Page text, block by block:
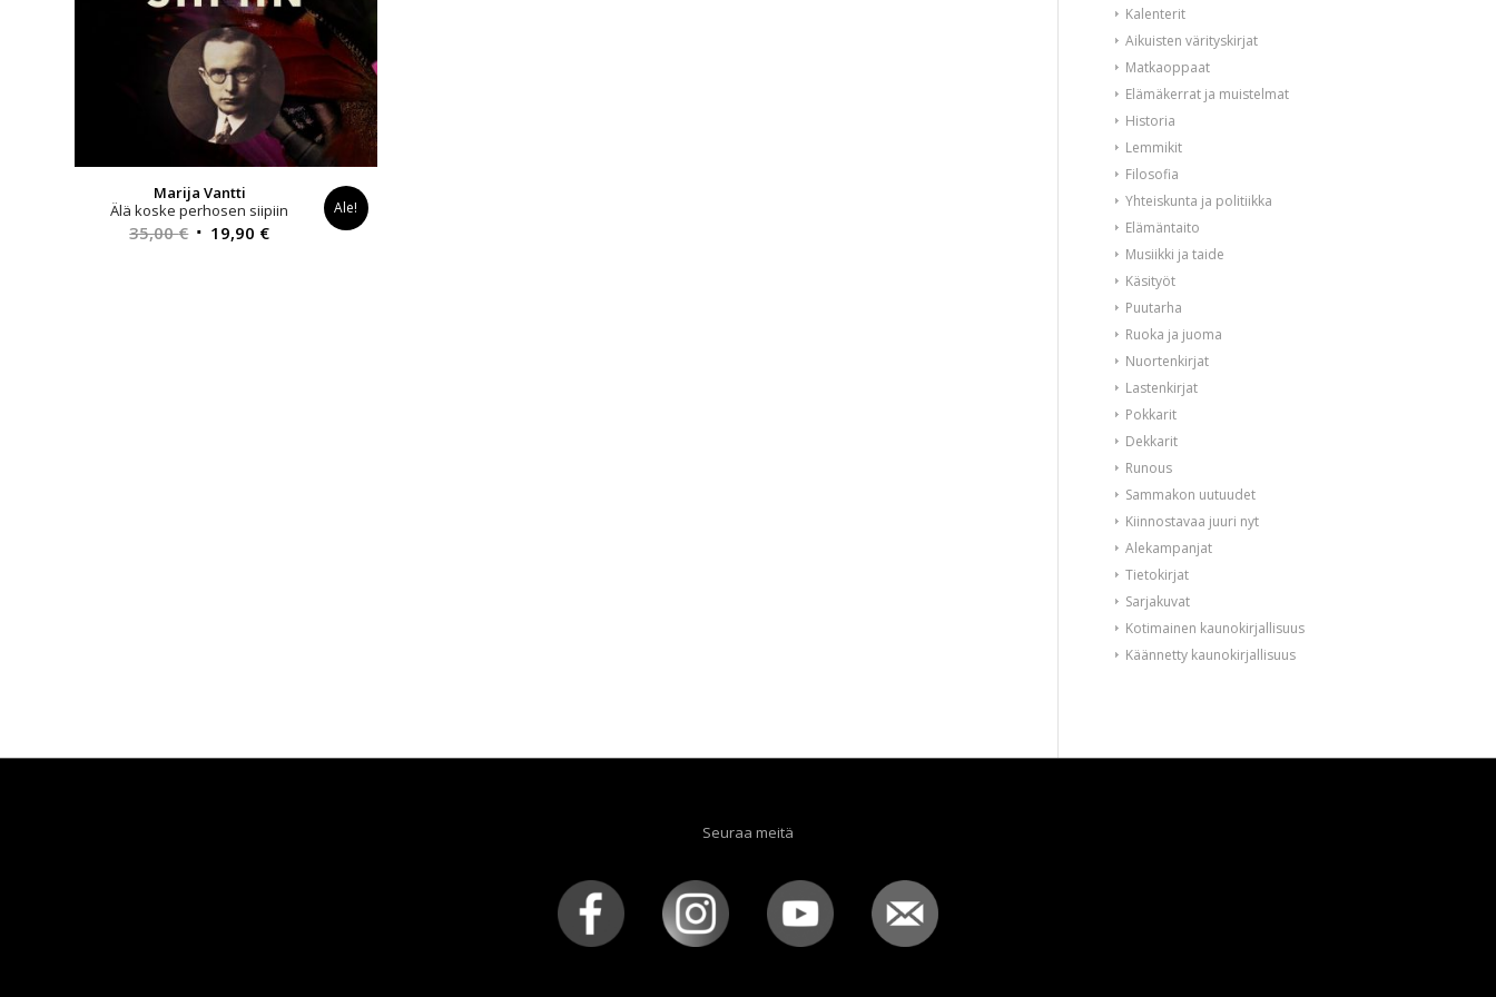
Marija Vantti
Älä koske perhosen siipiin
35,00€ Alkuperäinen
19,90 €Nykyinen
Ale!
Kalenterit
Aikuisten värityskirjat
Matkaoppaat
Elämäkerrat ja muistelmat
Historia
Lemmikit
Filosofia
Yhteiskunta ja politiikka
Elämäntaito
Musiikki ja taide
Käsityöt
Puutarha
Ruoka ja juoma
Nuortenkirjat
Lastenkirjat
Pokkarit
Dekkarit
Runous
Sammakon uutuudet
Kiinnostavaa juuri nyt
Alekampanjat
Tietokirjat
Sarjakuvat
Kotimainen kaunokirjallisuus
Käännetty kaunokirjallisuus
Seuraa meitä